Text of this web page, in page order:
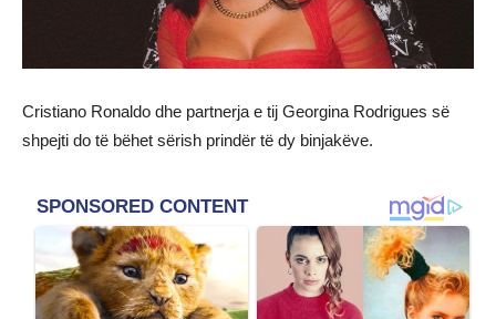
Cristiano Ronaldo dhe partnerja e tij Georgina Rodrigues së
shpejti do të bëhet sërish prindër të dy binjakëve.